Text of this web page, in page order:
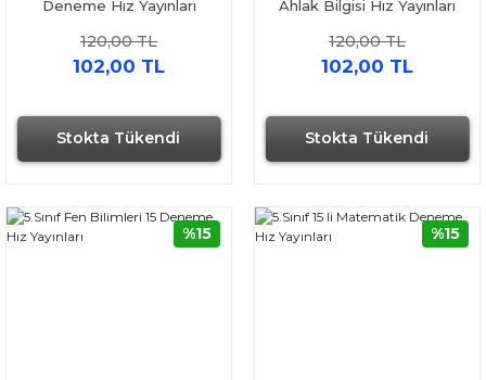
Stokta Tükendi
Deneme Hız Yayınları
120,00 TL
102,00 TL
Hızlı Gönderi Stokta Tükendi
Ahlak Bilgisi Hız Yayınları
120,00 TL
102,00 TL
Hızlı Gönderi
%15 %15